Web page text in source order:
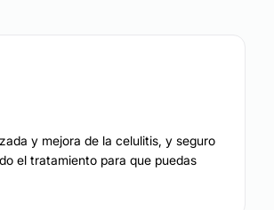
Celulitis
y mejora de la celulitis, y seguro
el tratamiento para que puedas